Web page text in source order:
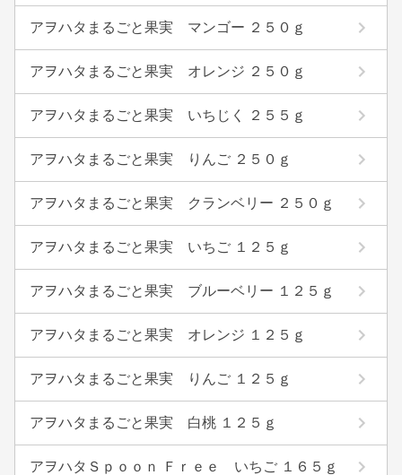
アヲハタまるごと果実 マンゴー ２５０ｇ
アヲハタまるごと果実 オレンジ ２５０ｇ
アヲハタまるごと果実 いちじく ２５５ｇ
アヲハタまるごと果実 りんご ２５０ｇ
アヲハタまるごと果実 クランベリー ２５０ｇ
アヲハタまるごと果実 いちご １２５ｇ
アヲハタまるごと果実 ブルーベリー １２５ｇ
アヲハタまるごと果実 オレンジ １２５ｇ
アヲハタまるごと果実 りんご １２５ｇ
アヲハタまるごと果実 白桃 １２５ｇ
アヲハタＳｐｏｏｎ Ｆｒｅｅ いちご １６５ｇ